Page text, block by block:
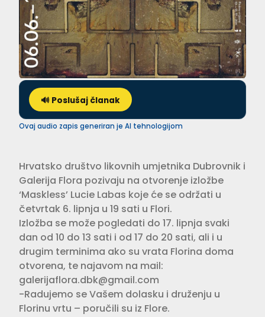
🔊 Poslušaj članak
Ovaj audio zapis generiran je AI tehnologijom
Hrvatsko društvo likovnih umjetnika Dubrovnik i
Galerija Flora pozivaju na otvorenje izložbe
‘Maskless’ Lucie Labas koje će se održati u
četvrtak 6. lipnja u 19 sati u Flori.
Izložba se može pogledati do 17. lipnja svaki
dan od 10 do 13 sati i od 17 do 20 sati, ali i u
drugim terminima ako su vrata Florina doma
otvorena, te najavom na mail:
galerijaflora.dbk@gmail.com
-Radujemo se Vašem dolasku i druženju u
Florinu vrtu – poručili su iz Flore.